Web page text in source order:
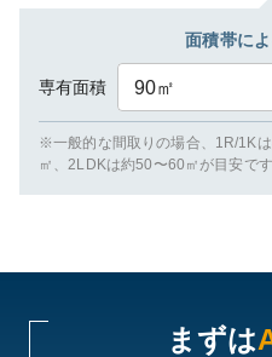
面積帯に
専有面積 90㎡
※一般的な間取りの場合、1R/1K
㎡、2LDKは約50〜60㎡が目安です
まずは